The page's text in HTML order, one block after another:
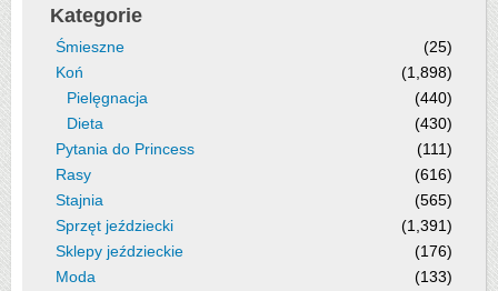
Kategorie
Śmieszne
(25)
Koń
(1,898)
Pielęgnacja
(440)
Dieta
(430)
Pytania do Princess
(111)
Rasy
(616)
Stajnia
(565)
Sprzęt jeździecki
(1,391)
Sklepy jeździeckie
(176)
Moda
(133)